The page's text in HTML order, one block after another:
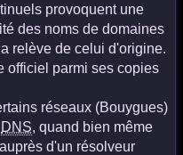
provoquent une
des noms de domaines
relève de celui d'origine.
officiel parmi ses copies
réseaux (Bouygues)
DNS, quand bien même
d'un résolveur